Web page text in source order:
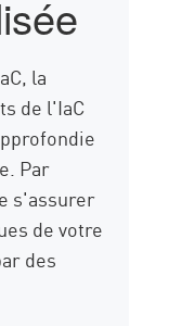
la
de l'IaC
Par
s'assurer
de votre
des